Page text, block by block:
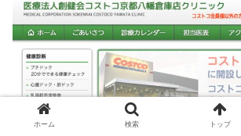
ホーム 検索 トップ